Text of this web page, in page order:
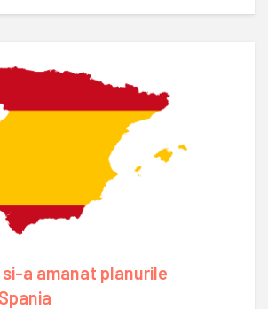
a amanat planurile